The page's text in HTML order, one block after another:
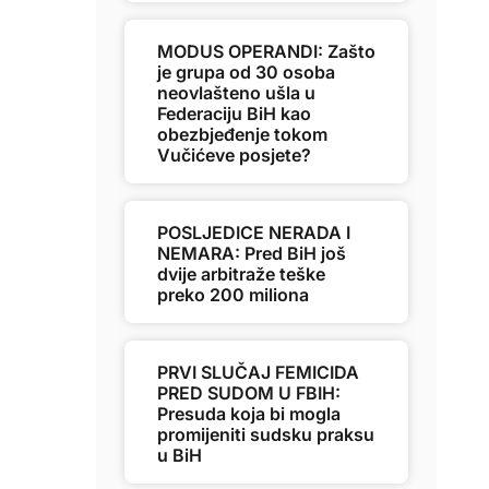
MODUS OPERANDI: Zašto
je grupa od 30 osoba
neovlašteno ušla u
Federaciju BiH kao
obezbjeđenje tokom
Vučićeve posjete?
POSLJEDICE NERADA I
NEMARA: Pred BiH još
dvije arbitraže teške
preko 200 miliona
PRVI SLUČAJ FEMICIDA
PRED SUDOM U FBIH:
Presuda koja bi mogla
promijeniti sudsku praksu
u BiH